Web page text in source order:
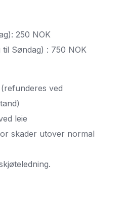
250 NOK
Søndag) : 750 NOK
ved
leie
skader utover normal